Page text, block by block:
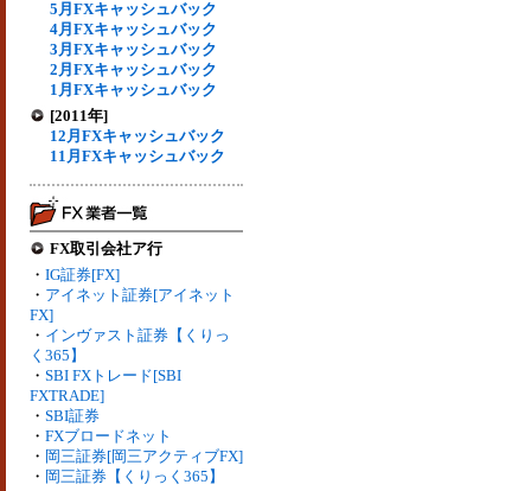
5月FXキャッシュバック
4月FXキャッシュバック
3月FXキャッシュバック
2月FXキャッシュバック
1月FXキャッシュバック
[2011年]
12月FXキャッシュバック
11月FXキャッシュバック
FX取引会社ア行
・ IG証券[FX]
・ アイネット証券[アイネット
FX]
・ インヴァスト証券【くりっ
く365】
・ SBI FXトレード[SBI
FXTRADE]
・ SBI証券
・ FXブロードネット
・ 岡三証券[岡三アクティブFX]
・ 岡三証券【くりっく365】